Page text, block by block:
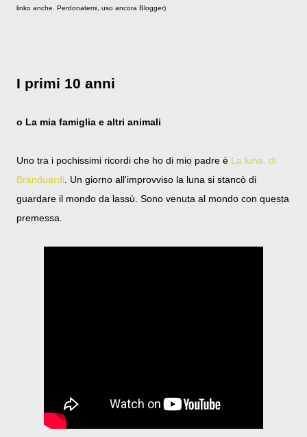
linko anche. Perdonatemi, uso ancora Blogger)
I primi 10 anni
o La mia famiglia e altri animali
Uno tra i pochissimi ricordi che ho di mio padre è La luna, di
Branduardi . Un giorno all'improvviso la luna si stancò di
guardare il mondo da lassù. Sono venuta al mondo con questa
premessa.